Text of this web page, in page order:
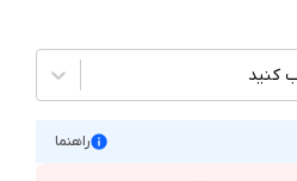
کنید
راهنما